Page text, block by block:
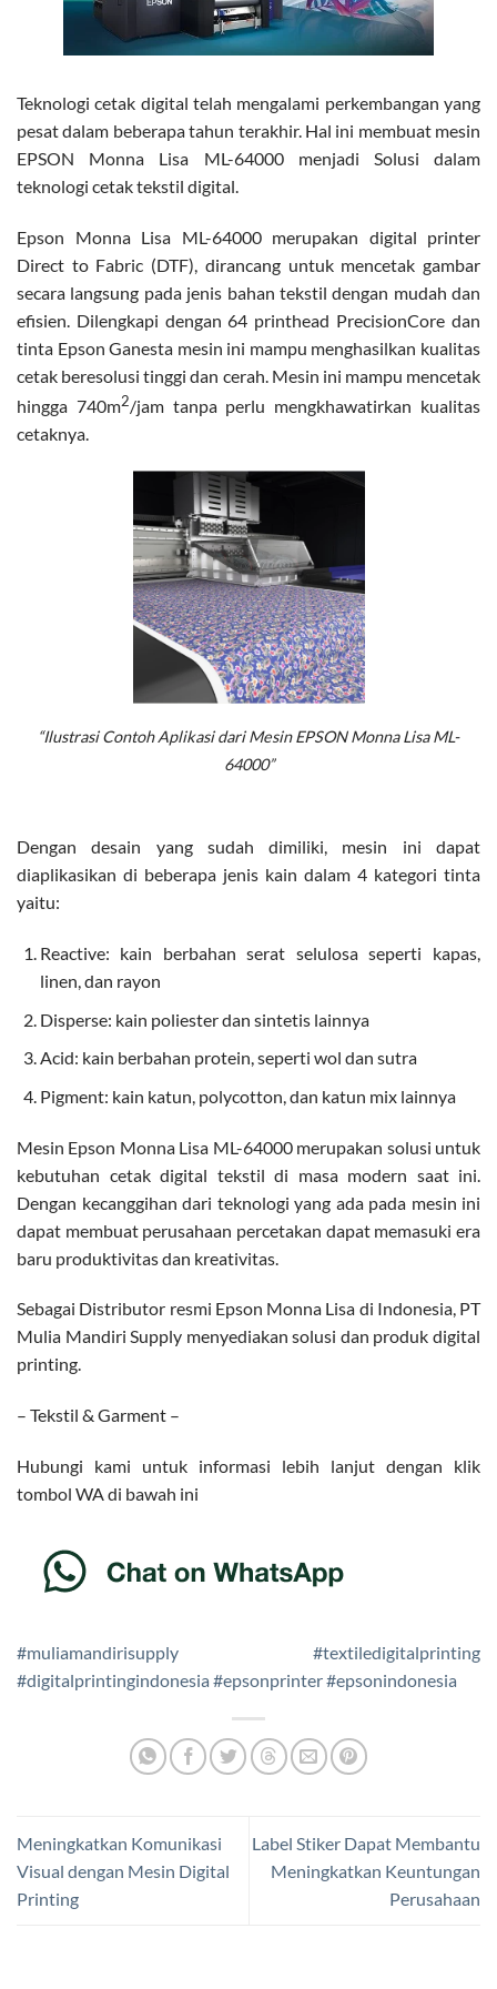
Teknologi cetak digital telah mengalami perkembangan yang
pesat dalam beberapa tahun terakhir. Hal ini membuat mesin
EPSON Monna Lisa ML-64000 menjadi Solusi dalam
teknologi cetak tekstil digital.
Epson Monna Lisa ML-64000 merupakan digital printer
Direct to Fabric (DTF), dirancang untuk mencetak gambar
secara langsung pada jenis bahan tekstil dengan mudah dan
efisien. Dilengkapi dengan 64 printhead PrecisionCore dan
tinta Epson Ganesta mesin ini mampu menghasilkan kualitas
cetak beresolusi tinggi dan cerah. Mesin ini mampu mencetak
hingga 740m2/jam tanpa perlu mengkhawatirkan kualitas
cetaknya.
“Ilustrasi Contoh Aplikasi dari Mesin EPSON Monna Lisa ML-
64000”
Dengan desain yang sudah dimiliki, mesin ini dapat
diaplikasikan di beberapa jenis kain dalam 4 kategori tinta
yaitu:
Reactive: kain berbahan serat selulosa seperti kapas,
linen, dan rayon
Disperse: kain poliester dan sintetis lainnya
Acid: kain berbahan protein, seperti wol dan sutra
Pigment: kain katun, polycotton, dan katun mix lainnya
Mesin Epson Monna Lisa ML-64000 merupakan solusi untuk
kebutuhan cetak digital tekstil di masa modern saat ini.
Dengan kecanggihan dari teknologi yang ada pada mesin ini
dapat membuat perusahaan percetakan dapat memasuki era
baru produktivitas dan kreativitas.
Sebagai Distributor resmi Epson Monna Lisa di Indonesia, PT
Mulia Mandiri Supply menyediakan solusi dan produk digital
printing.
– Tekstil & Garment –
Hubungi kami untuk informasi lebih lanjut dengan klik
tombol WA di bawah ini
#muliamandirisupply
#textiledigitalprinting
#digitalprintingindonesia #epsonprinter#epsonindonesia
Meningkatkan Komunikasi
Visual dengan Mesin Digital
Printing
Label Stiker Dapat Membantu
Meningkatkan Keuntungan
Perusahaan